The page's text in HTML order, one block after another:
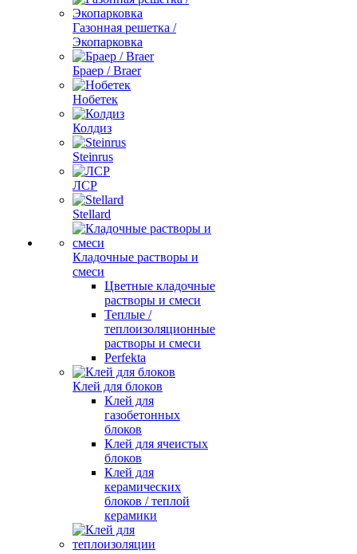
Газонная решетка /
Экопарковка
Браер / Braer
Нобетек
Колдиз
Steinrus
ЛСР
Stellard
Кладочные растворы и
смеси
Цветные кладочные
растворы и смеси
Теплые /
теплоизоляционные
растворы и смеси
Perfekta
Клей для блоков
Клей для
газобетонных
блоков
Клей для ячеистых
блоков
Клей для
керамических
блоков / теплой
керамики